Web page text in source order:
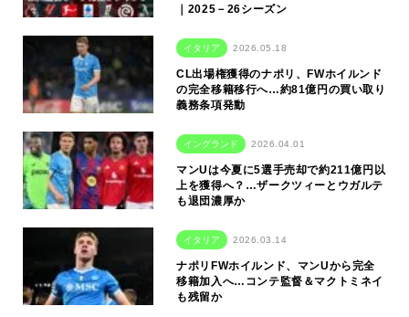
｜2025－26シーズン
イタリア 2026.05.18
CL出場権獲得のナポリ、FWホイルンド
の完全移籍移行へ…約81億円の買い取り
義務条項発動
イングランド 2026.04.01
マンUは今夏に5選手売却で約211億円以
上を獲得へ？…ザークツィーとウガルテ
も退団濃厚か
イタリア 2026.03.14
ナポリFWホイルンド、マンUから完全
移籍加入へ…コンテ監督＆マクトミネイ
も残留か